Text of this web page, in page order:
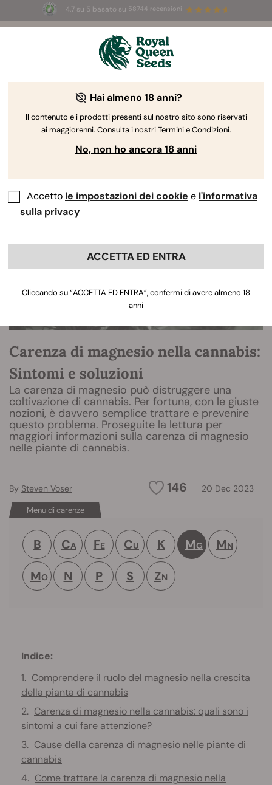
4.7 su 5 basato su 58744 recensioni
Summer Sales:Fino al 50% di sconto
su prodotti selezionati! ⏤
The RQS Blog
Carenza di magnesio nella cannabis:
Sintomi e soluzioni
La carenza di magnesio può distruggere una
coltivazione di cannabis. Per fortuna, con le giuste
nozioni, è davvero semplice trattare e prevenire
questo problema. Proseguite la lettura per
maggiori informazioni sulla carenza di magnesio
nelle piante di cannabis.
146 20 Dec 2023
By Steven Voser
Menu di carenze
B CA FE CU K MG MN
MO N P S ZN
Indice:
Comprendere il ruolo del magnesio nella crescita
della pianta di cannabis
Carenza di magnesio nella cannabis: quali sono i
sintomi a cui fare attenzione?
Cause della carenza di magnesio nelle piante di
cannabis
Come trattare la carenza di magnesio nella
Hai almeno 18 anni?
Il contenuto e i prodotti presenti sul nostro sito sono riservati
ai maggiorenni. Consulta i nostri Termini e Condizioni.
No, non ho ancora 18 anni
Accetto le impostazioni dei cookie e l'informativa
sulla privacy
ACCETTA ED ENTRA
Cliccando su “ACCETTA ED ENTRA”, confermi di avere almeno 18
anni